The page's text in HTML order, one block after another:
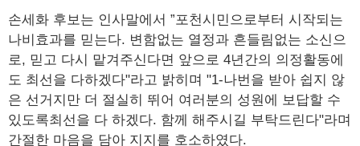
손세화 후보는 인사말에서 ”포천시민으로부터 시작되는
나비효과를 믿는다. 변함없는 열정과 흔들림없는 소신으
로, 믿고 다시 맡겨주신다면 앞으로 4년간의 의정활동에
도 최선을 다하겠다"라고 밝히며 "1-나번을 받아 쉽지 않
은 선거지만 더 절실히 뛰어 여러분의 성원에 보답할 수
있도록최선을 다 하겠다. 함께 해주시길 부탁드린다"라며
간절한 마음을 담아 지지를 호소하였다.